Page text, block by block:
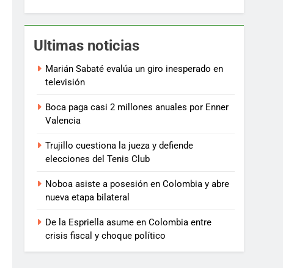
Ultimas noticias
Marián Sabaté evalúa un giro inesperado en
televisión
Boca paga casi 2 millones anuales por Enner
Valencia
Trujillo cuestiona la jueza y defiende
elecciones del Tenis Club
Noboa asiste a posesión en Colombia y abre
nueva etapa bilateral
De la Espriella asume en Colombia entre
crisis fiscal y choque político